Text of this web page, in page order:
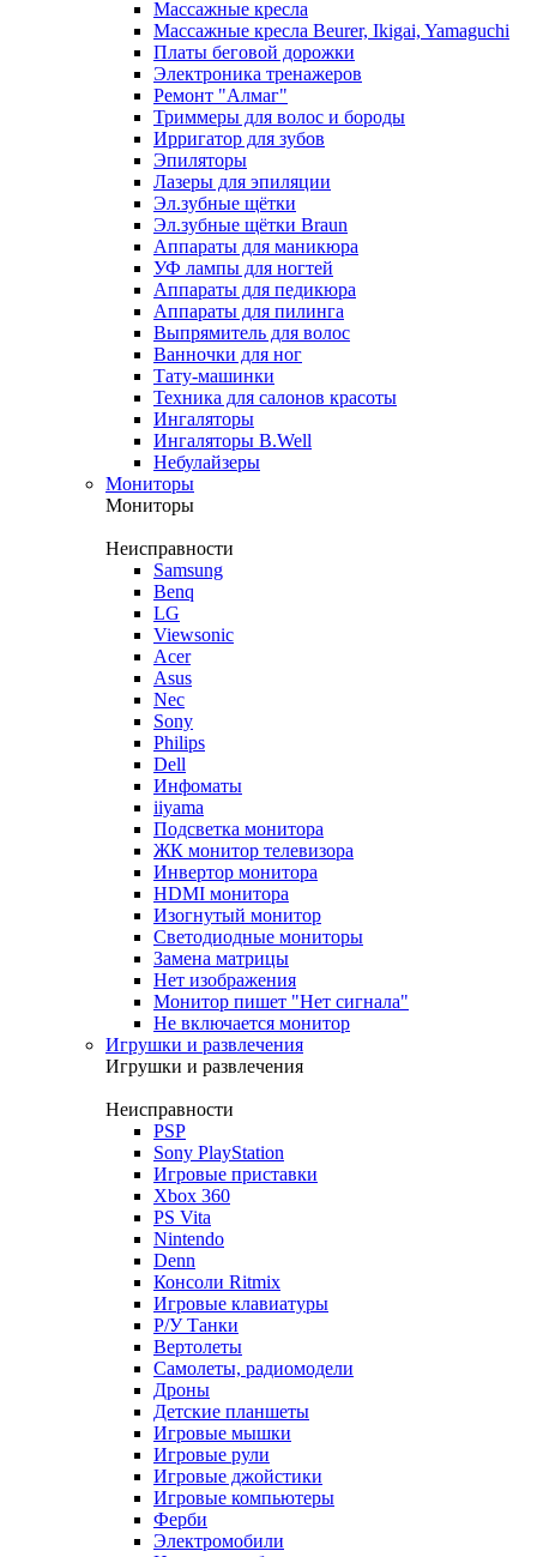
Массажные кресла
Массажные кресла Beurer, Ikigai, Yamaguchi
Платы беговой дорожки
Электроника тренажеров
Ремонт "Алмаг"
Триммеры для волос и бороды
Ирригатор для зубов
Эпиляторы
Лазеры для эпиляции
Эл.зубные щётки
Эл.зубные щётки Braun
Аппараты для маникюра
УФ лампы для ногтей
Аппараты для педикюра
Аппараты для пилинга
Выпрямитель для волос
Ванночки для ног
Тату-машинки
Техника для салонов красоты
Ингаляторы
Ингаляторы B.Well
Небулайзеры
Мониторы
Мониторы
Неисправности
Samsung
Benq
LG
Viewsonic
Acer
Asus
Nec
Sony
Philips
Dell
Инфоматы
iiyama
Подсветка монитора
ЖК монитор телевизора
Инвертор монитора
HDMI монитора
Изогнутый монитор
Светодиодные мониторы
Замена матрицы
Нет изображения
Монитор пишет "Нет сигнала"
Не включается монитор
Игрушки и развлечения
Игрушки и развлечения
Неисправности
PSP
Sony PlayStation
Игровые приставки
Xbox 360
PS Vita
Nintendo
Denn
Консоли Ritmix
Игровые клавиатуры
Р/У Танки
Вертолеты
Самолеты, радиомодели
Дроны
Детские планшеты
Игровые мышки
Игровые рули
Игровые джойстики
Игровые компьютеры
Ферби
Электромобили